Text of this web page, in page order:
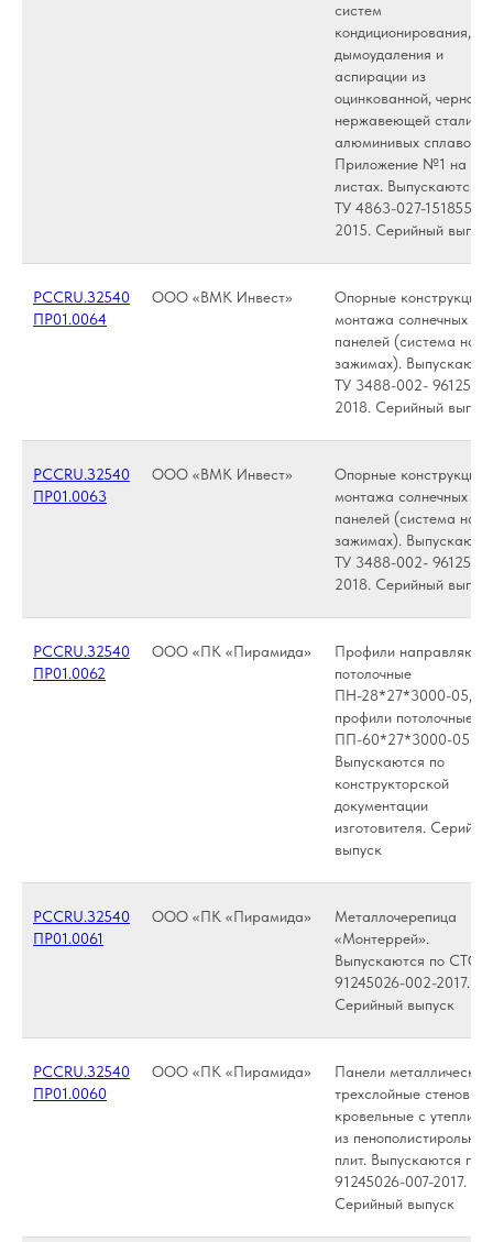
систем
кондиционирования,
дымоудаления и
аспирации из
оцинкованной, черной,
нержавеющей стали и
алюминивых сплавов.
Приложение №1 на
листах. Выпускаются
ТУ 4863-027-
2015. Серийный
РССRU.З2540
ПР01.0064
ООО «ВМК Инвест»
Опорные конструкции
монтажа солнечных
панелей (система на
зажимах).
ТУ 3488-002-
2018. Серийный
РССRU.З2540
ПР01.0063
ООО «ВМК Инвест»
Опорные конструкции
монтажа солнечных
панелей (система на
зажимах).
ТУ 3488-002-
2018. Серийный
РССRU.З2540
ПР01.0062
ООО «ПК «Пирамида»
Профили
потолочные
ПН-28*27*3000-05,
профили потолочные
ПП-60*27*3000-05.
Выпускаются по
конструкторской
документации
изготовителя.
выпуск
РССRU.З2540
ПР01.0061
ООО «ПК «Пирамида»
Металлочерепица
«Монтеррей».
Выпускаются по СТО
91245026-002-2017.
Серийный выпуск
РССRU.З2540
ПР01.0060
ООО «ПК «Пирамида»
Панели металлические
трехслойные стеновые
кровельные с
из пенополистирольных
плит. Выпускаются по
91245026-007-2017.
Серийный выпуск